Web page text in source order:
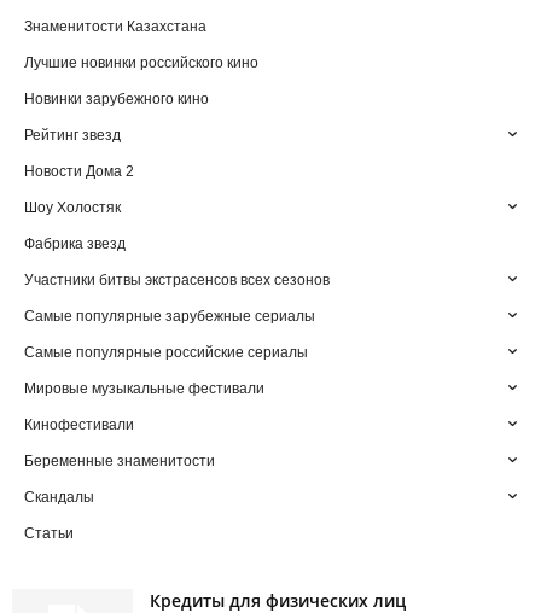
Знаменитости Казахстана
Лучшие новинки российского кино
Новинки зарубежного кино
Рейтинг звезд
Новости Дома 2
Шоу Холостяк
Фабрика звезд
Участники битвы экстрасенсов всех сезонов
Самые популярные зарубежные сериалы
Самые популярные российские сериалы
Мировые музыкальные фестивали
Кинофестивали
Беременные знаменитости
Скандалы
Статьи
Кредиты для физических лиц